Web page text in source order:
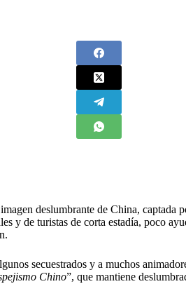
deslumbrante de China, captada
y de turistas de corta estadía, poco
secuestrados y a muchos
Chino”, que mantiene